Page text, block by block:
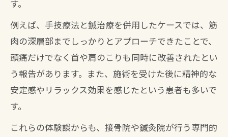
す。
例えば、手技療法と鍼治療を併用したケースでは、筋
肉の深層部までしっかりとアプローチできたことで、
頭痛だけでなく首や肩のこりも同時に改善されたとい
う報告があります。また、施術を受けた後に精神的な
安定感やリラックス効果を感じたという患者も多いで
す。
これらの体験談からも、接骨院や鍼灸院が行う専門的